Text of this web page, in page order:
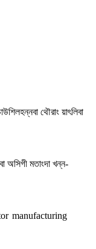
থৌরাং য়াৎলিবা
অসিগী মতাংদা খন্ন-
manufacturing